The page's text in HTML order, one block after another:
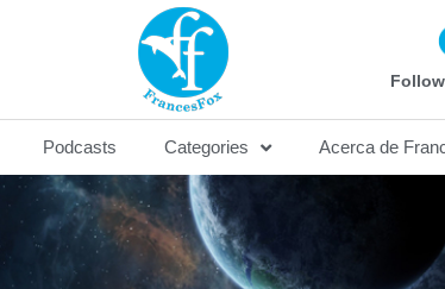
Podcasts Categories Acerca de